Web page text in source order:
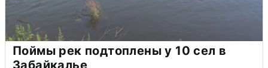
Поймы рек подтоплены у 10 сел в
Забайкалье